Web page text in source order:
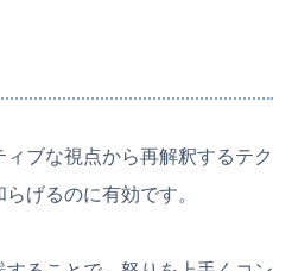
ブな視点から再解釈するテク
げるのに有効です。